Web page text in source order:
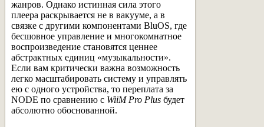
жанров. Однако истинная сила этого
плеера раскрывается не в вакууме, а в
связке с другими компонентами BluOS, где
бесшовное управление и многокомнатное
воспроизведение становятся ценнее
абстрактных единиц «музыкальности».
Если вам критически важна возможность
легко масштабировать систему и управлять
ею с одного устройства, то переплата за
NODE по сравнению с WiiM Pro Plus будет
абсолютно обоснованной.